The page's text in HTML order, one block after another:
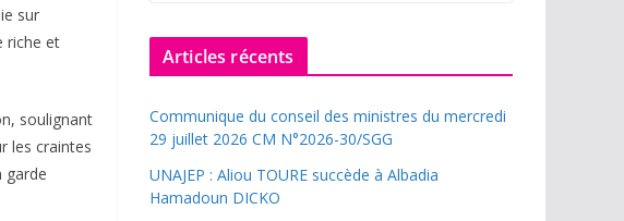
sur
riche et
soulignant
les craintes
garde
Articles récents
Communique du conseil des ministres du mercredi
29 juillet 2026 CM N°2026-30/SGG
UNAJEP : Aliou TOURE succède à Albadia
Hamadoun DICKO